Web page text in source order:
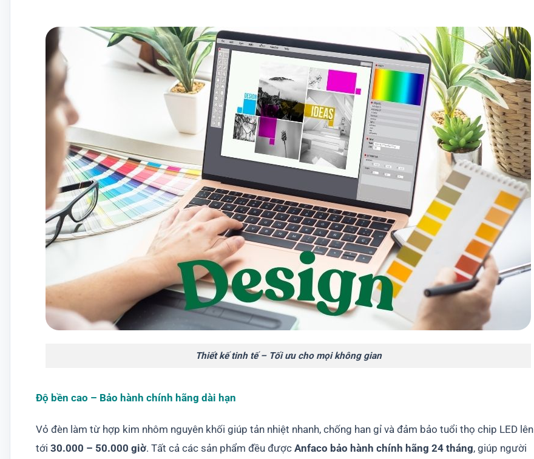
Thiết kế tinh tế – Tối ưu cho mọi không gian
Độ bền cao – Bảo hành chính hãng dài hạn
Vỏ đèn làm từ hợp kim nhôm nguyên khối giúp tản nhiệt nhanh, chống han gỉ và đảm bảo tuổi thọ chip LED lên
tới 30.000 – 50.000 giờ. Tất cả các sản phẩm đều được Anfaco bảo hành chính hãng 24 tháng, giúp người